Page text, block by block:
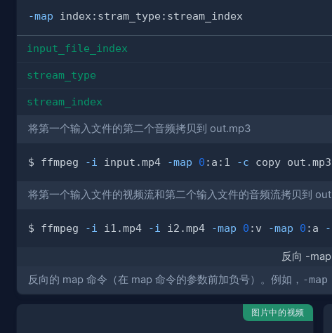
-map
input_file_index
stream_type
stream_index
将第一个输入文件的第二个音频拷贝到 out.mp3
$ ffmpeg -i input.mp4 -map 0 :a:1 -c
将第一个输入文件的视频流和第二个输入文件的音频流拷贝到
$ ffmpeg -i i1.mp4 -i i2.mp4 -map 0 :v -map 0 :a
反向 -
反向的 map 命令（在 map 命令的参数前加负号）。例如， -
图片中的视频